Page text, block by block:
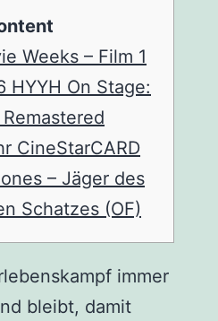
Weeks – Film 1
HYYH On Stage:
CineStarCARD
– Jäger des
Schatzes (OF)
immer
bleibt, damit